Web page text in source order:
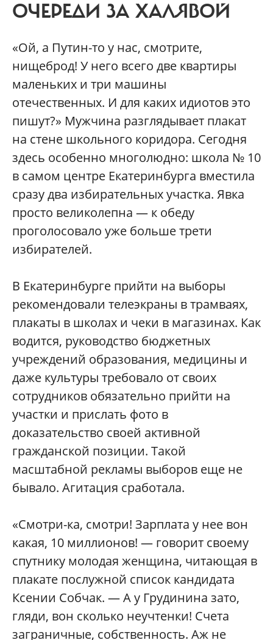
ОЧЕРЕДИ ЗА ХАЛЯВОЙ
«Ой, а Путин-то у нас, смотрите,
нищеброд! У него всего две квартиры
маленьких и три машины
отечественных. И для каких идиотов это
пишут?» Мужчина разглядывает плакат
на стене школьного коридора. Сегодня
здесь особенно многолюдно: школа № 10
в самом центре Екатеринбурга вместила
сразу два избирательных участка. Явка
просто великолепна — к обеду
проголосовало уже больше трети
избирателей.
В Екатеринбурге прийти на выборы
рекомендовали телеэкраны в трамваях,
плакаты в школах и чеки в магазинах. Как
водится, руководство бюджетных
учреждений образования, медицины и
даже культуры требовало от своих
сотрудников обязательно прийти на
участки и прислать фото в
доказательство своей активной
гражданской позиции. Такой
масштабной рекламы выборов еще не
бывало. Агитация сработала.
«Смотри-ка, смотри! Зарплата у нее вон
какая, 10 миллионов! — говорит своему
спутнику молодая женщина, читающая в
плакате послужной список кандидата
Ксении Собчак. — А у Грудинина зато,
гляди, вон сколько неучтенки! Счета
заграничные, собственность. Аж не